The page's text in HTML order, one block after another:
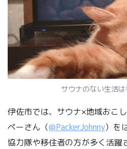
サウナのない生活
伊佐市では、サウナ×地域おこ
ペーさん（@PackerJohnny）を
協力隊や移住者の方が多く活躍